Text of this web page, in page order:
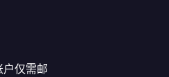
仅需邮